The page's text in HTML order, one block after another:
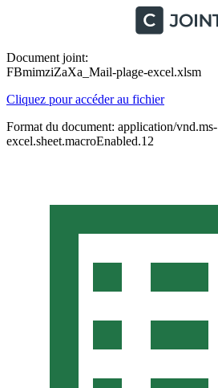
Document joint:
FBmimziZaXa_Mail-plage-excel.xlsm
Cliquez pour accéder au fichier
Format du document: application/vnd.ms-
excel.sheet.macroEnabled.12